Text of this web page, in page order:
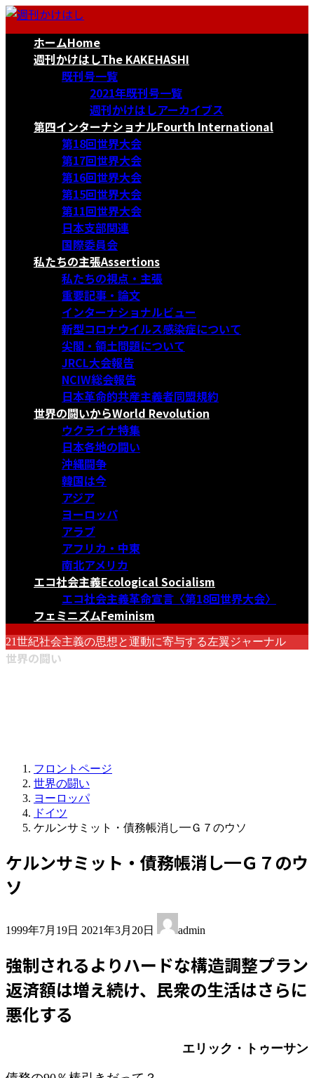
コ
ナ
ホームHome
週刊かけはしThe KAKEHASHI
既刊号一覧
2021年既刊号一覧
週刊かけはしアーカイブス
第四インターナショナルFourth International
第18回世界大会
第17回世界大会
第16回世界大会
第15回世界大会
第11回世界大会
日本支部関連
国際委員会
私たちの主張Assertions
私たちの視点・主張
重要記事・論文
インターナショナルビュー
新型コロナウイルス感染症について
尖閣・領土問題について
JRCL大会報告
NCIW総会報告
日本革命的共産主義者同盟規約
世界の闘いからWorld Revolution
ウクライナ特集
日本各地の闘い
沖縄闘争
韓国は今
アジア
ヨーロッパ
アラブ
アフリカ・中東
南北アメリカ
エコ社会主義Ecological Socialism
エコ社会主義革命宣言〈第18回世界大会〉
フェミニズムFeminism
21世紀社会主義の思想と運動に寄与する左翼ジャーナル
世界の闘い
フロントページ
世界の闘い
ヨーロッパ
ドイツ
ケルンサミット・債務帳消し━Ｇ７のウソ
ケルンサミット・債務帳消し━Ｇ７のウ
ソ
1999年7月19日 終
新
時
2021年3月20日 admin
強制されるよりハードな構造調整プラン
返済額は増え続け、民衆の生活はさらに
悪化する
エリック・トゥーサン